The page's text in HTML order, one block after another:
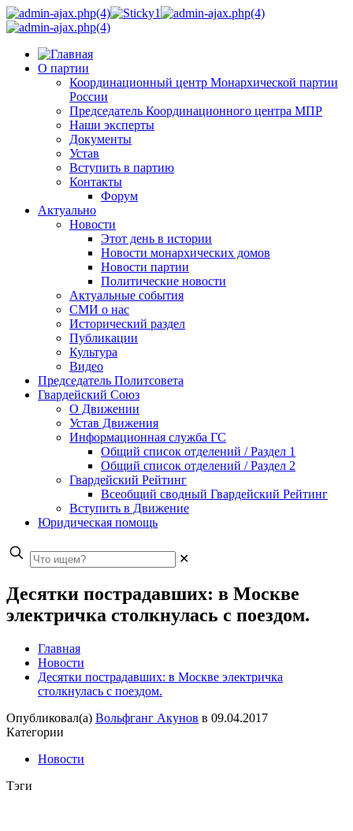
О партии
Координационный центр Монархической партии
России
Председатель Координационного центра МПР
Наши эксперты
Документы
Устав
Вступить в партию
Контакты
Форум
Актуально
Новости
Этот день в истории
Новости монархических домов
Новости партии
Политические новости
Актуальные события
СМИ о нас
Исторический раздел
Публикации
Культура
Видео
Председатель Политсовета
Гвардейский Союз
О Движении
Устав Движения
Информационная служба ГС
Общий список отделений / Раздел 1
Общий список отделений / Раздел 2
Гвардейский Рейтинг
Всеобщий сводный Гвардейский Рейтинг
Вступить в Движение
Юридическая помощь
✕
Десятки пострадавших: в Москве
электричка столкнулась с поездом.
Главная
Новости
Десятки пострадавших: в Москве электричка
столкнулась с поездом.
Опубликовал(а) Вольфганг Акунов в 09.04.2017
Категории
Новости
Тэги